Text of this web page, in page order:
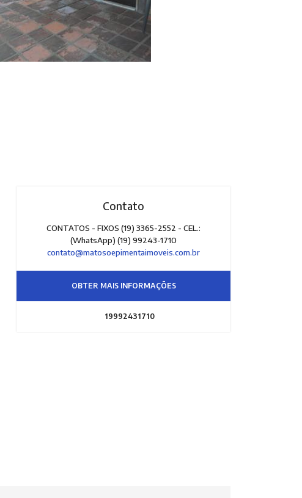
Contato
CONTATOS - FIXOS (19) 3365-2552 - CEL.:
(WhatsApp) (19) 99243-1710
contato@matosoepimentaimoveis.com.br
OBTER MAIS INFORMAÇÕES
19992431710